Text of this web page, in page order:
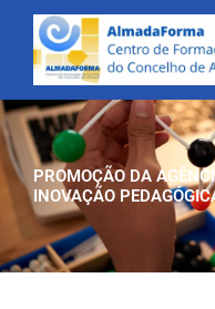
content
PROMOÇÃO DA
INOVAÇÃO